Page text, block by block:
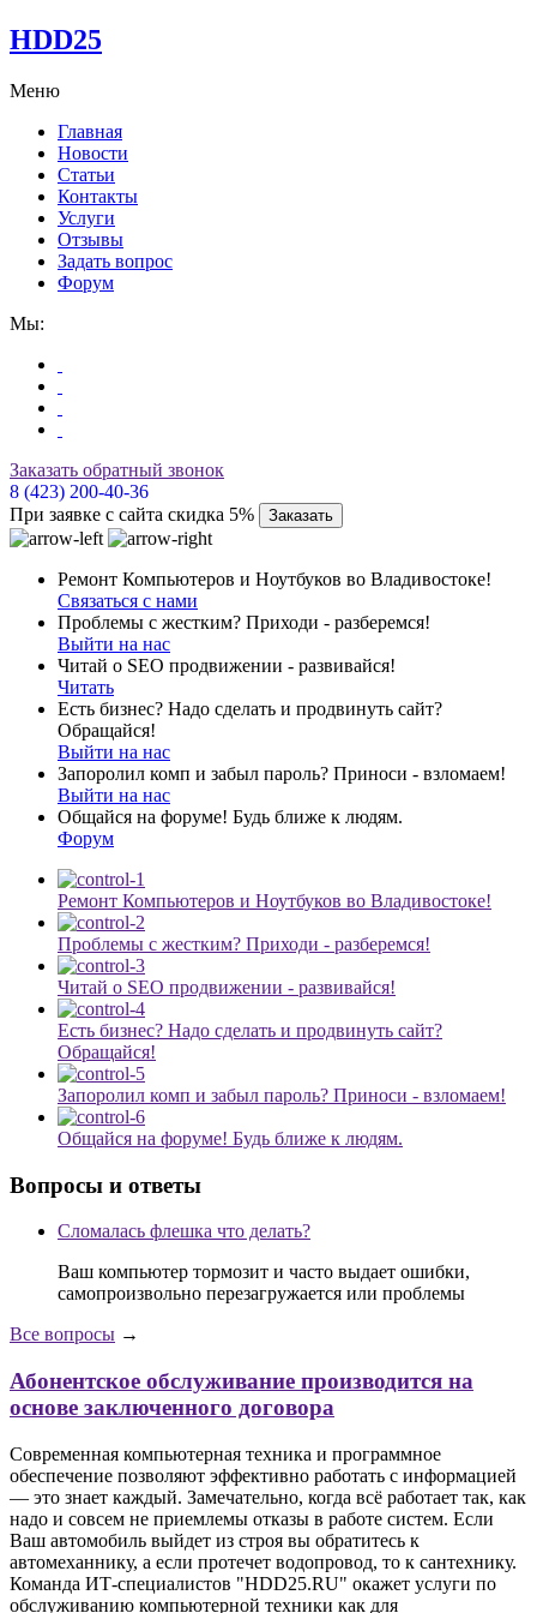
HDD25
Меню
Главная
Новости
Статьи
Контакты
Услуги
Отзывы
Задать вопрос
Форум
Мы:
Заказать обратный звонок
8 (423) 200-40-36
При заявке с сайта скидка 5%
Заказать
Ремонт Компьютеров и Ноутбуков во Владивостоке!
Связаться с нами
Проблемы с жестким? Приходи - разберемся!
Выйти на нас
Читай о SEO продвижении - развивайся!
Читать
Есть бизнес? Надо сделать и продвинуть сайт?
Обращайся!
Выйти на нас
Запоролил комп и забыл пароль? Приноси - взломаем!
Выйти на нас
Общайся на форуме! Будь ближе к людям.
Форум
Ремонт Компьютеров и Ноутбуков во Владивостоке!
Проблемы с жестким? Приходи - разберемся!
Читай о SEO продвижении - развивайся!
Есть бизнес? Надо сделать и продвинуть сайт?
Обращайся!
Запоролил комп и забыл пароль? Приноси - взломаем!
Общайся на форуме! Будь ближе к людям.
Вопросы и ответы
Сломалась флешка что делать?
Ваш компьютер тормозит и часто выдает ошибки,
самопроизвольно перезагружается или проблемы
Все вопросы →
Абонентское обслуживание производится на
основе заключенного договора
Современная компьютерная техника и программное
обеспечение позволяют эффективно работать с информацией
— это знает каждый. Замечательно, когда всё работает так, как
надо и совсем не приемлемы отказы в работе систем. Если
Ваш автомобиль выйдет из строя вы обратитесь к
автомеханнику, а если протечет водопровод, то к сантехнику.
Команда ИТ-специалистов "HDD25.RU" окажет услуги по
обслуживанию компьютерной техники как для